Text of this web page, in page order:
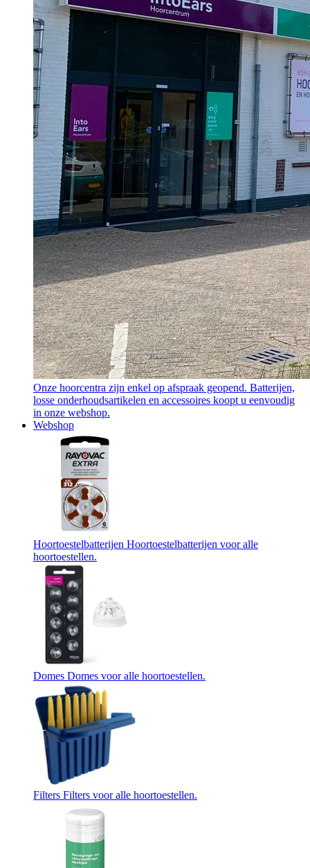
Onze hoorcentra zijn enkel op afspraak geopend. Batterijen,
losse onderhoudsartikelen en accessoires koopt u eenvoudig
in onze webshop.
Webshop
Hoortoestelbatterijen Hoortoestelbatterijen voor alle
hoortoestellen.
Domes Domes voor alle hoortoestellen.
Filters Filters voor alle hoortoestellen.